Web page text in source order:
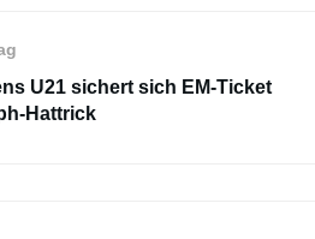
U21 sichert sich EM-Ticket
Hattrick